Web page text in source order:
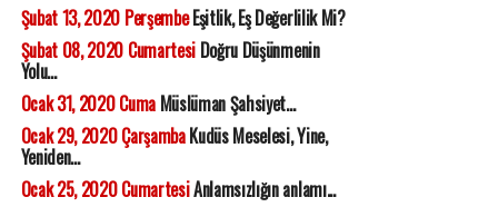
Şubat 13, 2020 PerşembeEşitlik, Eş Değerlilik Mi?
Şubat 08, 2020 CumartesiDoğru Düşünmenin
Yolu...
Ocak 31, 2020 CumaMüslüman Şahsiyet...
Ocak 29, 2020 ÇarşambaKudüs Meselesi, Yine,
Yeniden...
Ocak 25, 2020 CumartesiAnlamsızlığın anlamı...